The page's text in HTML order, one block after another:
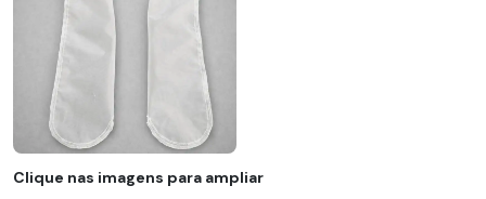
Clique nas imagens para ampliar